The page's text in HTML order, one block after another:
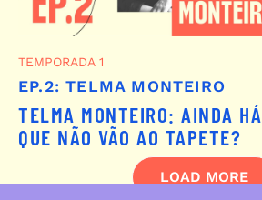
TEMPORADA 1
EP.2: TELMA MONTEIRO
TELMA MONTEIRO: AINDA
QUE NÃO VÃO AO TAPETE?
LOAD MORE